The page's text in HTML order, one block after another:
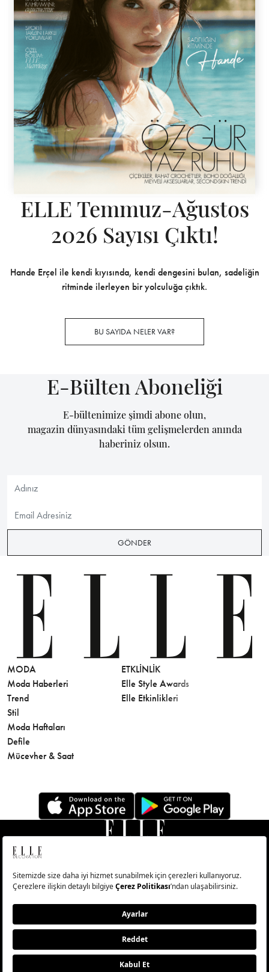
ELLE Temmuz-Ağustos
2026 Sayısı Çıktı!
Hande Erçel ile kendi kıyısında, kendi dengesini bulan, sadeliğin
ritminde ilerleyen bir yolculuğa çıktık.
BU SAYIDA NELER VAR?
E-Bülten Aboneliği
E-bültenimize şimdi abone olun,
magazin dünyasındaki tüm gelişmelerden anında
haberiniz olsun.
GÖNDER
MODA
Moda Haberleri
Trend
Stil
Moda Haftaları
Defile
Mücevher & Saat
ETKLINLIK
Elle Style Awards
Elle Etkinlikleri
© Big Medya Teknoloji A.Ş. Altunizade Mahallesi Kuşbakışı
Caddesi No:27/1 Üsküdar/İstanbul
Aydınlatma Metni
Copyright © 2026 - Tüm Hakları Saklıdır.